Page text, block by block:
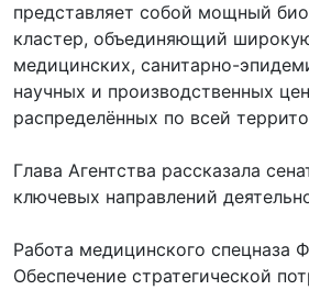
представляет собой мощный
кластер, объединяющий
медицинских, санитарно-
научных и производственных
распределённых по всей
Глава Агентства рассказала
ключевых направлений
Работа медицинского
Обеспечение стратегической